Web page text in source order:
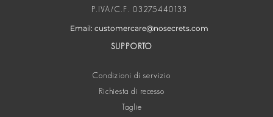
P.IVA/C.F. 03275440133
Email: customercare@nosecrets.com
SUPPORTO
Condizioni di servizio
Richiesta di recesso
Taglie